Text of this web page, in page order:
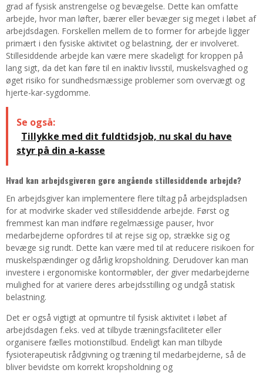
grad af fysisk anstrengelse og bevægelse. Dette kan omfatte
arbejde, hvor man løfter, bærer eller bevæger sig meget i løbet af
arbejdsdagen. Forskellen mellem de to former for arbejde ligger
primært i den fysiske aktivitet og belastning, der er involveret.
Stillesiddende arbejde kan være mere skadeligt for kroppen på
lang sigt, da det kan føre til en inaktiv livsstil, muskelsvaghed og
øget risiko for sundhedsmæssige problemer som overvægt og
hjerte-kar-sygdomme.
Se også:
Tillykke med dit fuldtidsjob, nu skal du have
styr på din a-kasse
Hvad kan arbejdsgiveren gøre angående stillesiddende arbejde?
En arbejdsgiver kan implementere flere tiltag på arbejdspladsen
for at modvirke skader ved stillesiddende arbejde. Først og
fremmest kan man indføre regelmæssige pauser, hvor
medarbejderne opfordres til at rejse sig op, strække sig og
bevæge sig rundt. Dette kan være med til at reducere risikoen for
muskelspændinger og dårlig kropsholdning. Derudover kan man
investere i ergonomiske kontormøbler, der giver medarbejderne
mulighed for at variere deres arbejdsstilling og undgå statisk
belastning.
Det er også vigtigt at opmuntre til fysisk aktivitet i løbet af
arbejdsdagen f.eks. ved at tilbyde træningsfaciliteter eller
organisere fælles motionstilbud. Endeligt kan man tilbyde
fysioterapeutisk rådgivning og træning til medarbejderne, så de
bliver bevidste om korrekt kropsholdning og